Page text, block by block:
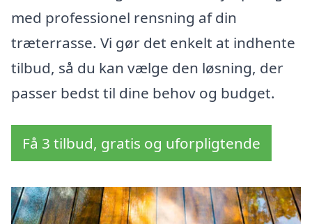
med professionel rensning af din
træterrasse. Vi gør det enkelt at indhente
tilbud, så du kan vælge den løsning, der
passer bedst til dine behov og budget.
Få 3 tilbud, gratis og uforpligtende